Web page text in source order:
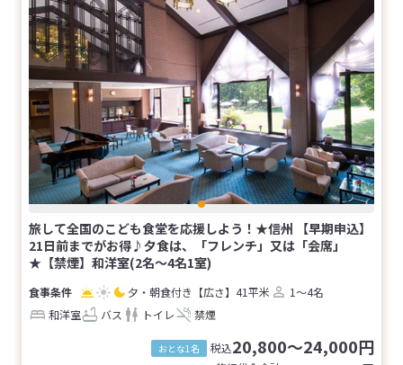
旅して全国のこども食堂を応援しよう！★信州 【早期申込】
21日前までがお得♪夕食は、「フレンチ」又は「会席」
★【禁煙】和洋室(2名～4名1室)
夕・朝食付き 【広さ】41平米
1～4名
和洋室
バス トイレ 禁煙
おとな1名 税込20,800～24,000円